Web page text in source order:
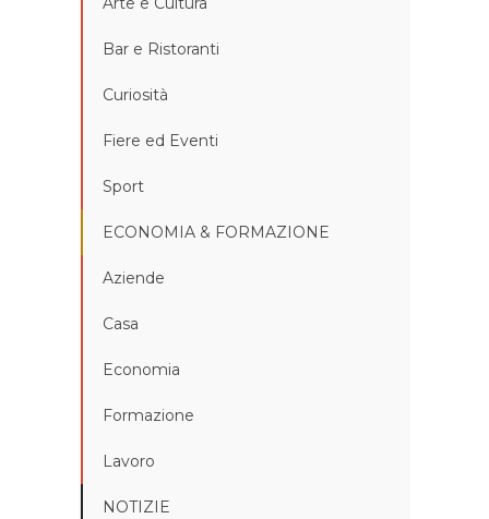
Bar e Ristoranti
Curiosità
Fiere ed Eventi
Sport
ECONOMIA & FORMAZIONE
Aziende
Casa
Economia
Formazione
Lavoro
NOTIZIE